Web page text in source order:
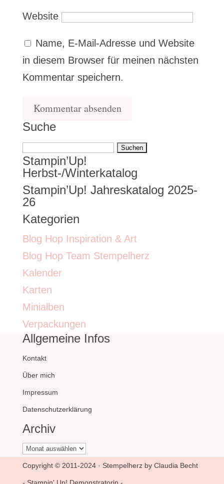
Website
Name, E-Mail-Adresse und Website
in diesem Browser für meinen nächsten
Kommentar speichern.
Suche
Suchen
nach:
Stampin’Up!
Herbst-/Winterkatalog
Stampin’Up! Jahreskatalog 2025-
26
Kategorien
Blog Hop Inspiration & Art
Blog Hop Team Stempelherz
Kalender
Karten
Minialben
Verpackungen
Allgemeine Infos
Kontakt
Über mich
Impressum
Datenschutzerklärung
Archiv
Archiv
Copyright © 2011-2024 · Stempelherz by Claudia Becht